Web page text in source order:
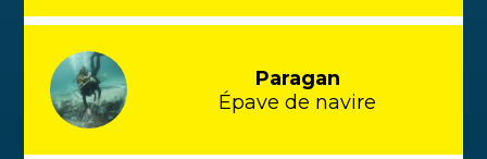
Paragan
Épave de navire